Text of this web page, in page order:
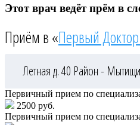
Этот врач ведёт прём в
Приём в «Первый
Летная д. 40 Район - Мытищи
Первичный прием по
2500 руб.
Первичный прием по